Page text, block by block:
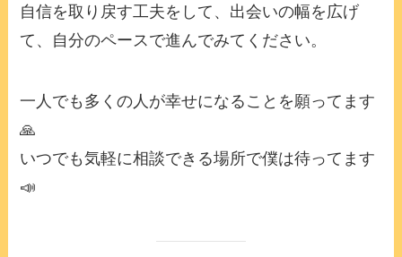
自信を取り戻す工夫をして、出会いの幅を広げ
て、自分のペースで進んでみてください。
一人でも多くの人が幸せになることを願ってます
🙏
いつでも気軽に相談できる場所で僕は待ってます
📣